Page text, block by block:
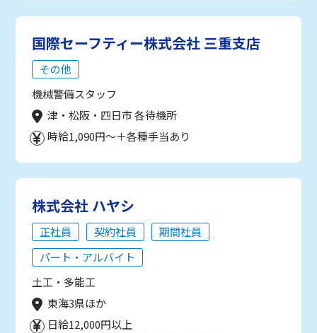
国際セーフティー株式会社 三重支店
その他
機械警備スタッフ
津・松阪・四日市 各待機所
時給1,090円～＋各種手当あり
株式会社 ハヤシ
正社員 契約社員
期間社員
パート・アルバイト
土工・多能工
東海3県ほか
日給12,000円以上